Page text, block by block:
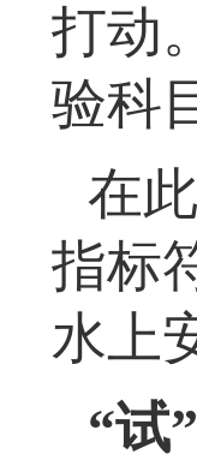
打动
验科
在
指标
水上
“试